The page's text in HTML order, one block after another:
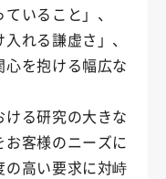
いること」、
れる謙虚さ」、
を抱ける幅広な
る研究の大きな
客様のニーズに
高い要求に対峙